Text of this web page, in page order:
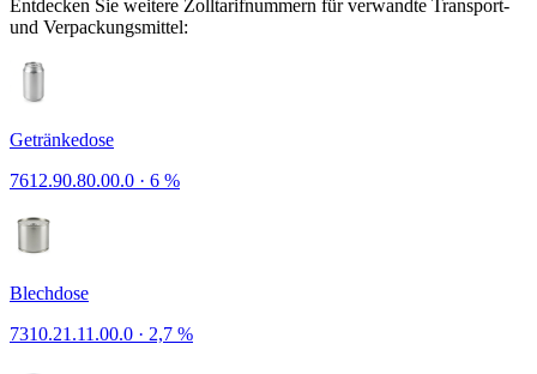
Entdecken Sie weitere Zolltarifnummern für verwandte Transport-
und Verpackungsmittel:
Getränkedose
7612.90.80.00.0 · 6 %
Blechdose
7310.21.11.00.0 · 2,7 %